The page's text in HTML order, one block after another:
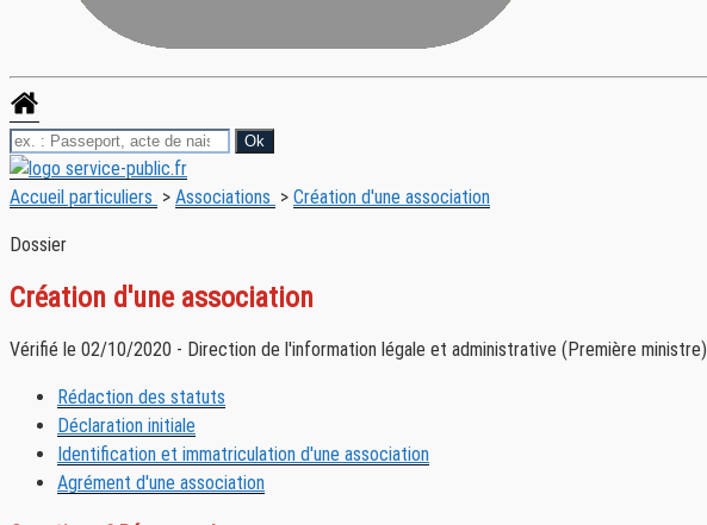
Accueil particuliers > Associations > Création d'une association
Dossier
Création d'une association
Vérifié le 02/10/2020 - Direction de l'information légale et administrative (Première ministre)
Rédaction des statuts
Déclaration initiale
Identification et immatriculation d'une association
Agrément d'une association